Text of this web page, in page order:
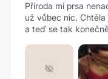
Příroda mi prsa
už vůbec nic.
a teď se tak